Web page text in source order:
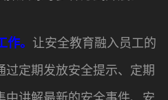
。 让安全教育融入员工的
过定期发放安全提示、定期